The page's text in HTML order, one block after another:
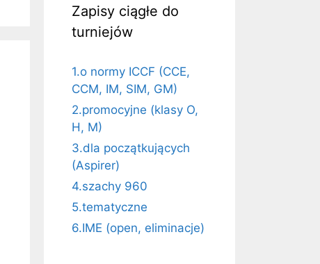
Zapisy ciągłe do
turniejów
1.o normy ICCF (CCE,
CCM, IM, SIM, GM)
2.promocyjne (klasy O,
H, M)
3.dla początkujących
(Aspirer)
4.szachy 960
5.tematyczne
6.IME (open, eliminacje)